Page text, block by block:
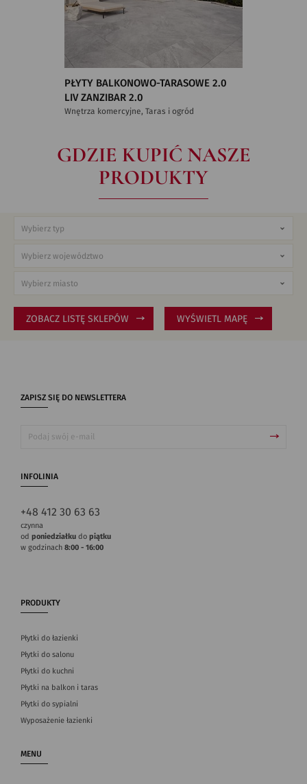
PŁYTY BALKONOWO-TARASOWE 2.0
LIV ZANZIBAR 2.0
Wnętrza komercyjne, Taras i ogród
GDZIE KUPIĆ NASZE
PRODUKTY
ZOBACZ LISTĘ SKLEPÓW WYŚWIETL MAPĘ
ZAPISZ SIĘ DO NEWSLETTERA
INFOLINIA
+48 412 30 63 63
czynna
od poniedziałku do piątku
w godzinach 8:00 - 16:00
PRODUKTY
Płytki do łazienki
Płytki do salonu
Płytki do kuchni
Płytki na balkon i taras
Płytki do sypialni
Wyposażenie łazienki
MENU